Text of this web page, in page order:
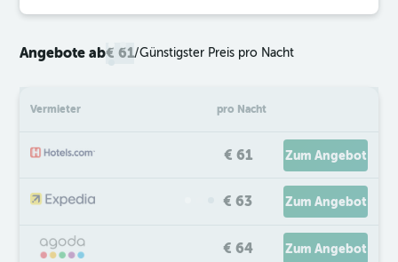
Angebote ab€ 61/Günstigster Preis pro Nacht
Vermieter pro Nacht
€ 61 Zum Angebot
€ 63 Zum Angebot
€ 64 Zum Angebot